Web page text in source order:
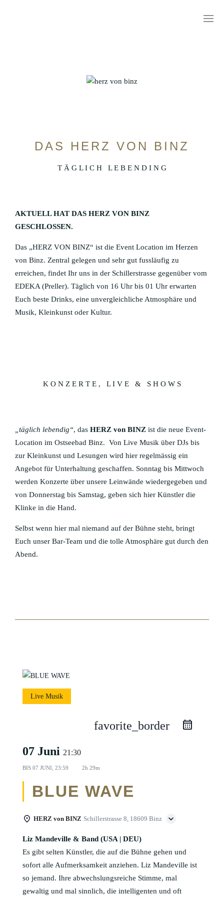
SUITE HOTEL
EVENTS
PRIVAT FEIERN
DAS HERZ VON BINZ
T Ä G L I C H L E B E N D I N G
AKTUELL HAT DAS HERZ VON BINZ
GESCHLOSSEN.
Das „HERZ VON BINZ“ ist die Event Location im Herzen
von Binz. Zentral gelegen und sehr gut fussläufig zu
erreichen, findet Ihr uns in der Schillerstrasse gegenüber vom
EDEKA (Preller). Täglich von 16 Uhr bis 01 Uhr erwarten
Euch beste Drinks, eine unvergleichliche Atmosphäre und
Musik, Kleinkunst oder Kultur.
K O N Z E R T E , L I V E & S H O W S
„täglich lebendig“, das HERZ von BINZ ist die neue Event-
Location im Ostseebad Binz. Von Live Musik über DJs bis
zur Kleinkunst und Lesungen wird hier regelmässig ein
Angebot für Unterhaltung geschaffen. Sonntag bis Mittwoch
werden Konzerte über unsere Leinwände wiedergegeben und
von Donnerstag bis Samstag, geben sich hier Künstler die
Klinke in die Hand.
Selbst wenn hier mal niemand auf der Bühne steht, bringt
Euch unser Bar-Team und die tolle Atmosphäre gut durch den
Abend.
Live Musik
favorite_border
07 Juni 21:30
BIS 07 JUNI, 23:59 2h 29m
BLUE WAVE
HERZ von BINZ Schillerstrasse 8, 18609 Binz
Liz Mandeville & Band (USA | DEU)
Es gibt selten Künstler, die auf die Bühne gehen und
sofort alle Aufmerksamkeit anziehen. Liz Mandeville ist
so jemand. Ihre abwechslungsreiche Stimme, mal
gewaltig und mal sinnlich, die intelligenten und oft